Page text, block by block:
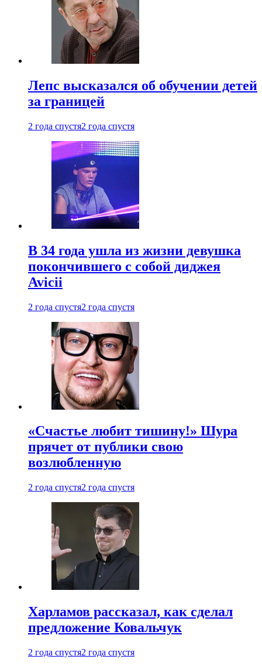
Лепс высказался об обучении детей
за границей
2 года спустя2 года спустя
В 34 года ушла из жизни девушка
покончившего с собой диджея
Avicii
2 года спустя2 года спустя
«Счастье любит тишину!» Шура
прячет от публики свою
возлюбленную
2 года спустя2 года спустя
Харламов рассказал, как сделал
предложение Ковальчук
2 года спустя2 года спустя